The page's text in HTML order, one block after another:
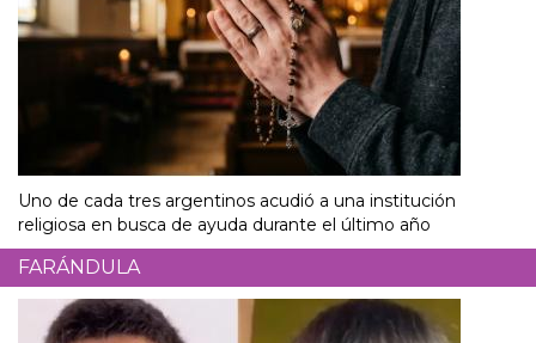
Uno de cada tres argentinos acudió a una institución
religiosa en busca de ayuda durante el último año
FARÁNDULA